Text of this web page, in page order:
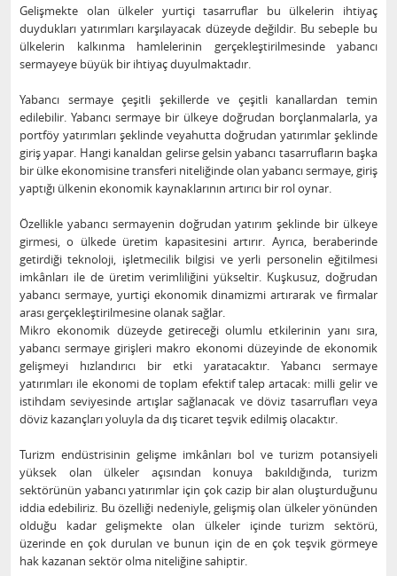
Gelişmekte olan ülkeler yurtiçi tasarruflar bu ülkelerin ihtiyaç
duydukları yatırımları karşılayacak düzeyde değildir. Bu sebeple bu
ülkelerin kalkınma hamlelerinin gerçekleştirilmesinde yabancı
sermayeye büyük bir ihtiyaç duyulmaktadır.
Yabancı sermaye çeşitli şekillerde ve çeşitli kanallardan temin
edilebilir. Yabancı sermaye bir ülkeye doğrudan borçlanmalarla, ya
portföy yatırımları şeklinde veyahutta doğrudan yatırımlar şeklinde
giriş yapar. Hangi kanaldan gelirse gelsin yabancı tasarrufların başka
bir ülke ekonomisine transferi niteliğinde olan yabancı sermaye, giriş
yaptığı ülkenin ekonomik kaynaklarının artırıcı bir rol oynar.
Özellikle yabancı sermayenin doğrudan yatırım şeklinde bir ülkeye
girmesi, o ülkede üretim kapasitesini artırır. Ayrıca, beraberinde
getirdiği teknoloji, işletmecilik bilgisi ve yerli personelin eğitilmesi
imkânları ile de üretim verimliliğini yükseltir. Kuşkusuz, doğrudan
yabancı sermaye, yurtiçi ekonomik dinamizmi artırarak ve firmalar
arası gerçekleştirilmesine olanak sağlar.
Mikro ekonomik düzeyde getireceği olumlu etkilerinin yanı sıra,
yabancı sermaye girişleri makro ekonomi düzeyinde de ekonomik
gelişmeyi hızlandırıcı bir etki yaratacaktır. Yabancı sermaye
yatırımları ile ekonomi de toplam efektif talep artacak: milli gelir ve
istihdam seviyesinde artışlar sağlanacak ve döviz tasarrufları veya
döviz kazançları yoluyla da dış ticaret teşvik edilmiş olacaktır.
Turizm endüstrisinin gelişme imkânları bol ve turizm potansiyeli
yüksek olan ülkeler açısından konuya bakıldığında, turizm
sektörünün yabancı yatırımlar için çok cazip bir alan oluşturduğunu
iddia edebiliriz. Bu özelliği nedeniyle, gelişmiş olan ülkeler yönünden
olduğu kadar gelişmekte olan ülkeler içinde turizm sektörü,
üzerinde en çok durulan ve bunun için de en çok teşvik görmeye
hak kazanan sektör olma niteliğine sahiptir.